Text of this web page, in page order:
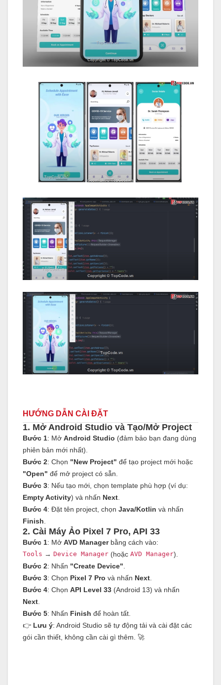
HƯỚNG DẪN CÀI ĐẶT
1. Mở Android Studio và Tạo/Mở Project
Bước 1: Mở Android Studio (đảm bảo bạn đang dùng
phiên bản mới nhất).
Bước 2: Chọn "New Project" để tạo project mới hoặc
"Open" để mở project có sẵn.
Bước 3: Nếu tạo mới, chọn template phù hợp (ví dụ:
Empty Activity) và nhấn Next.
Bước 4: Đặt tên project, chọn Java/Kotlin và nhấn
Finish.
2. Cài Máy Ảo Pixel 7 Pro, API 33
Bước 1: Mở AVD Managerbằng cách vào:
Tools → Device Manager (hoặc AVD Manager).
Bước 2: Nhấn "Create Device".
Bước 3: Chọn Pixel 7 Pro và nhấn Next.
Bước 4: Chọn API Level 33 (Android 13) và nhấn
Next.
Bước 5: Nhấn Finish để hoàn tất.
👉 Lưu ý: Android Studio sẽ tự động tải và cài đặt các
gói cần thiết, không cần cài gì thêm. 🚀